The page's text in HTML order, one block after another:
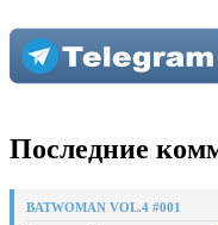
Последние
BATWOMAN VOL.4 #001